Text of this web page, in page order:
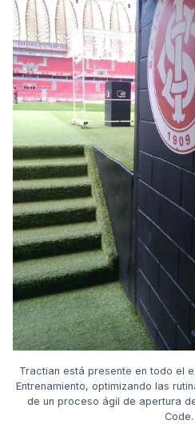
Tractian está presente en todo el
Entrenamiento, optimizando las
de un proceso ágil de apertura
Code.